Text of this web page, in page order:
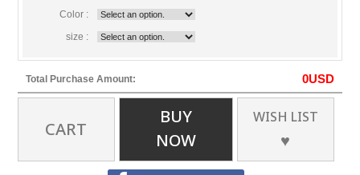
Color :
size :
Total Purchase Amount: 0USD
CART
BUY
NOW
WISH LIST
♥